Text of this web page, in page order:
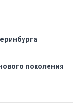
поколения